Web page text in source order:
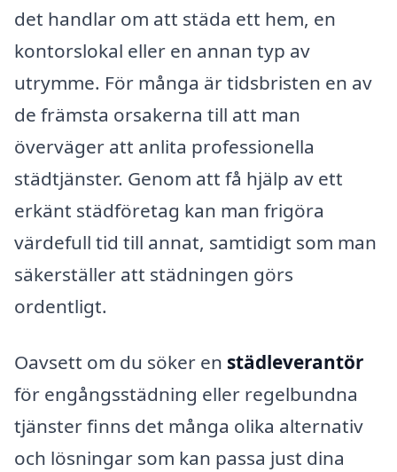
det handlar om att städa ett hem, en
kontorslokal eller en annan typ av
utrymme. För många är tidsbristen en av
de främsta orsakerna till att man
överväger att anlita professionella
städtjänster. Genom att få hjälp av ett
erkänt städföretag kan man frigöra
värdefull tid till annat, samtidigt som man
säkerställer att städningen görs
ordentligt.
Oavsett om du söker en städleverantör
för engångsstädning eller regelbundna
tjänster finns det många olika alternativ
och lösningar som kan passa just dina